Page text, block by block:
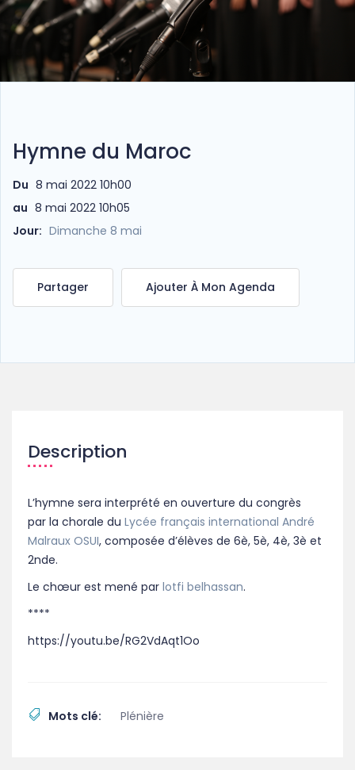
Hymne du Maroc
Du 8 mai 2022 10h00
au 8 mai 2022 10h05
Jour: Dimanche 8 mai
Partager Ajouter À Mon Agenda
Description
L’hymne sera interprété en ouverture du congrès
par la chorale du Lycée français international André
Malraux OSUI, composée d’élèves de 6è, 5è, 4è, 3è et
2nde.
Le chœur est mené par lotfi belhassan.
****
https://youtu.be/RG2VdAqt1Oo
Mots clé: Plénière